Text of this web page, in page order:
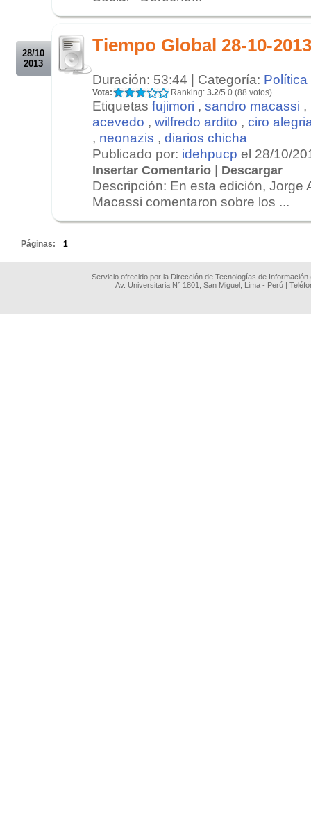
28/10
2013
Tiempo Global 28-10-2013
Duración: 53:44 | Categoría: Política
Vota: Ranking: 3.2/5.0 (88 votos)
Etiquetas fujimori , sandro macassi ,
acevedo , wilfredo ardito , ciro
, neonazis , diarios chicha
Publicado por: idehpucp el 28/10/
Insertar Comentario | Descargar
Descripción: En esta edición, Jorge
Macassi comentaron sobre los ...
Páginas: 1
Servicio ofrecido por la Dirección de Tecnologías de
Av. Universitaria N° 1801, San Miguel, Lima - Perú |